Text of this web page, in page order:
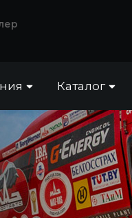
Каталог